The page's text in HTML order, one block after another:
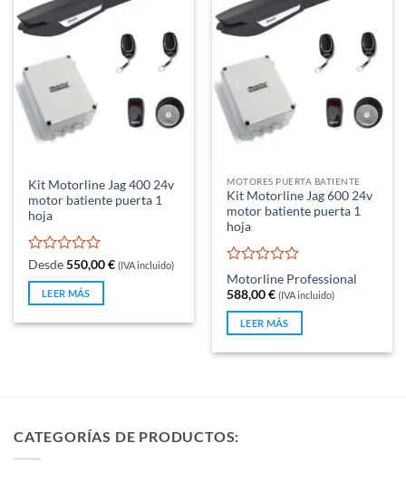
Kit Motorline Jag 400 24v
motor batiente puerta 1
hoja
Valorado
con
de
5
Desde550,00€ (IVA incluido)
LEER MÁS
MOTORES PUERTA BATIENTE
Kit Motorline Jag 600 24v
motor batiente puerta 1
hoja
Valorado
con
0
de
5
Motorline Professional
588,00€ (IVA incluido)
LEER MÁS
CATEGORÍAS DE PRODUCTOS: